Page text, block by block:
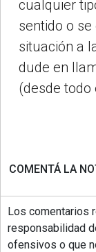
cualquier
sentido o
situación a
dude en
(desde todo
COMENTÁ LA
Los comentarios
responsabilidad
ofensivos o que